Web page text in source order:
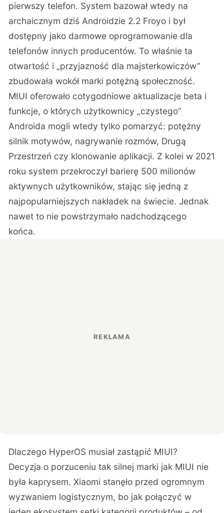
pierwszy telefon. System bazował wtedy na
archaicznym dziś Androidzie 2.2 Froyo i był
dostępny jako darmowe oprogramowanie dla
telefonów innych producentów. To właśnie ta
otwartość i „przyjazność dla majsterkowiczów”
zbudowała wokół marki potężną społeczność.
MIUI oferowało cotygodniowe aktualizacje beta i
funkcje, o których użytkownicy „czystego”
Androida mogli wtedy tylko pomarzyć: potężny
silnik motywów, nagrywanie rozmów, Drugą
Przestrzeń czy klonowanie aplikacji. Z kolei w 2021
roku system przekroczył barierę 500 milionów
aktywnych użytkowników, stając się jedną z
najpopularniejszych nakładek na świecie. Jednak
nawet to nie powstrzymało nadchodzącego
końca.
Dlaczego HyperOS musiał zastąpić MIUI?
Decyzja o porzuceniu tak silnej marki jak MIUI nie
była kaprysem. Xiaomi stanęło przed ogromnym
wyzwaniem logistycznym, bo jak połączyć w